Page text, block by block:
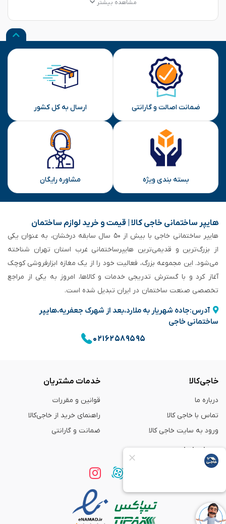
★
ارسال
مشاهده بیشتر
ضمانت اصالت و گارانتی ارسال به کل کشور
بسته بندی ویژه مشاوره رایگان
هایپر ساختمانی خاجی‌ کالا | قیمت و خرید لوازم ساختمان
هایپر ساختمانی خاجی‌ با بیش از ۵۰ سال سابقه‌ درخشان، به عنوان یکی
از بزرگ‌ترین و قدیمی‌ترین هایپرساختمانی‌ غرب استان تهران شناخته
می‌شود. این مجموعه بزرگ، فعالیت خود را از یک مغازه ابزارفروشی کوچک
آغاز کرد و با گسترش تدریجی خدمات و کالاها، امروز به یکی از مراجع
تخصصی صنعت ساختمان در ایران تبدیل شده است.
آدرس:جاده شهریار به ملارد،بعد از شهرک جعفریه،هایپر
ساختمانی خاجی
۰۲۱۶۲۵۸۹۵۹۵
خاجی‌کالا
درباره ما
تماس با خاجی کالا
ورود به سایت خاجی‌ کالا
خدمات مشتریان
قوانین و مقررات
راهنمای خرید از خاجی‌کالا
ضمانت و گارانتی
همراه با ما